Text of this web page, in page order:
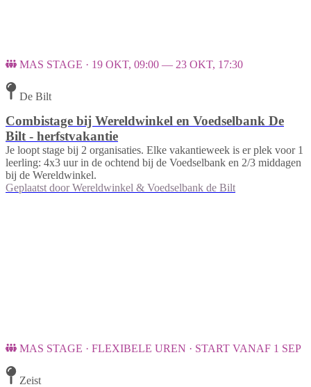
MAS STAGE · 19 OKT, 09:00 — 23 OKT, 17:30
De Bilt
Combistage bij Wereldwinkel en Voedselbank De
Bilt - herfstvakantie
Je loopt stage bij 2 organisaties. Elke vakantieweek is er plek voor 1
leerling: 4x3 uur in de ochtend bij de Voedselbank en 2/3 middagen
bij de Wereldwinkel.
Geplaatst door Wereldwinkel & Voedselbank de Bilt
MAS STAGE · FLEXIBELE UREN · START VANAF 1 SEP
Zeist